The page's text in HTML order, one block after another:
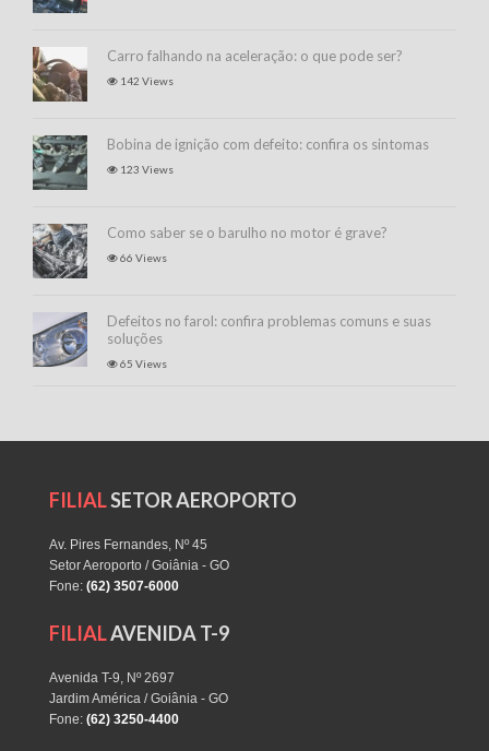
Carro falhando na aceleração: o que pode ser?
142 Views
Bobina de ignição com defeito: confira os sintomas
123 Views
Como saber se o barulho no motor é grave?
66 Views
Defeitos no farol: confira problemas comuns e suas
soluções
65 Views
FILIALSETOR AEROPORTO
Av. Pires Fernandes, Nº 45
Setor Aeroporto / Goiânia - GO
Fone: (62) 3507-6000
FILIALAVENIDA T-9
Avenida T-9, Nº 2697
Jardim América / Goiânia - GO
Fone: (62) 3250-4400